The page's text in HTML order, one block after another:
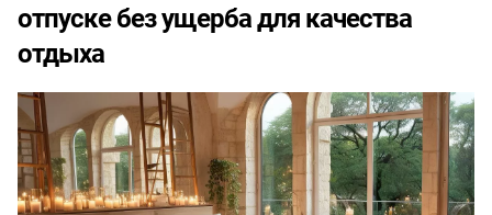
отпуске без ущерба для качества
отдыха